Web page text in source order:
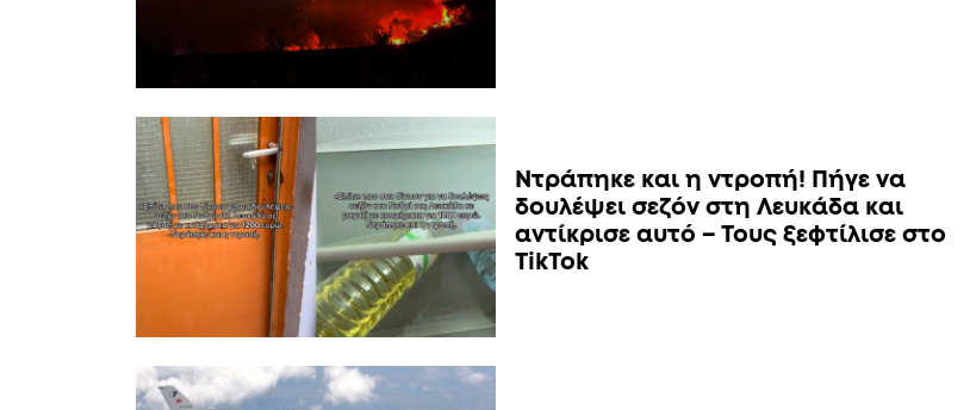
Ντράπηκε και η ντροπή! Πήγε να
δουλέψει σεζόν στη Λευκάδα και
αντίκρισε αυτό – Τους ξεφτίλισε στο
TikTok